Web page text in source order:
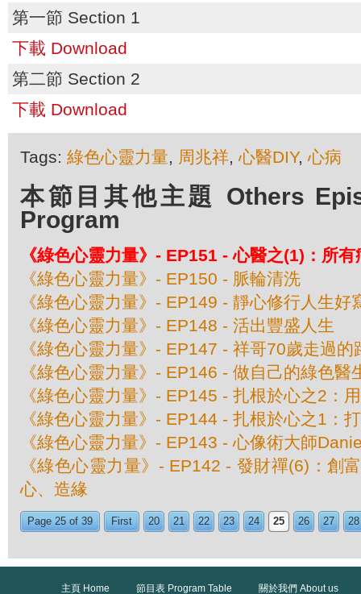
第一節 Section 1
下載 Download
第二節 Section 2
下載 Download
Tags: 綠色心靈力量, 周兆祥,心醫DIY,心病
本節目其他主題 Others
Program
《綠色心靈力量》- EP151 - 心醫之(1)：所
《綠色心靈力量》- EP150 - 脈輪清洗
《綠色心靈力量》- EP149 - 靜心修行人生好
《綠色心靈力量》- EP148 - 活出豐盛人生
《綠色心靈力量》- EP147 - 祥哥70歲走過的
《綠色心靈力量》- EP146 - 做自己的綠色醫
《綠色心靈力量》- EP145 - 扎根於心之2：
《綠色心靈力量》- EP144 - 扎根於心之1：
《綠色心靈力量》- EP143 - 心像術大師
《綠色心靈力量》- EP142 - 發財禪(6)：創
心、造緣
Page 25 of 39 First 20 21 22 23 24 25 26 27 28
主頁 Home 節目表 Program Table 關於我們 About us